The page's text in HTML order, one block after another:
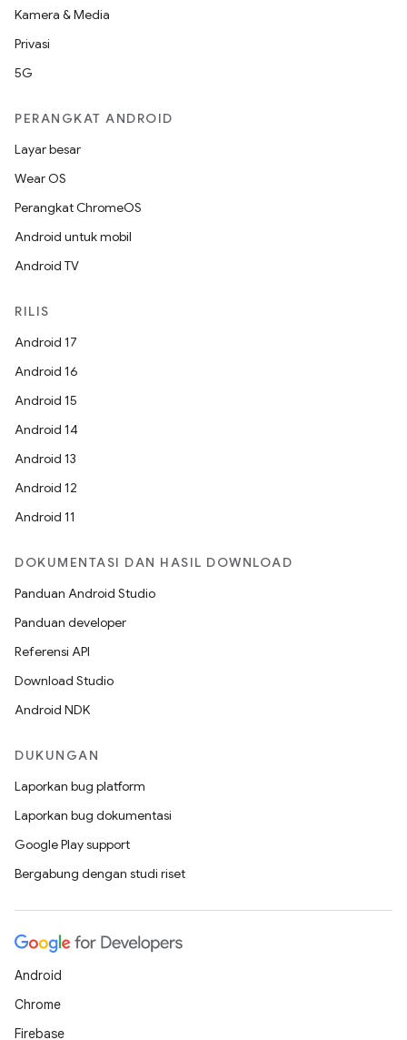
Kamera & Media
Privasi
5G
PERANGKAT ANDROID
Layar besar
Wear OS
Perangkat ChromeOS
Android untuk mobil
Android TV
RILIS
Android 17
Android 16
Android 15
Android 14
Android 13
Android 12
Android 11
DOKUMENTASI DAN HASIL DOWNLOAD
Panduan Android Studio
Panduan developer
Referensi API
Download Studio
Android NDK
DUKUNGAN
Laporkan bug platform
Laporkan bug dokumentasi
Google Play support
Bergabung dengan studi riset
Android
Chrome
Firebase